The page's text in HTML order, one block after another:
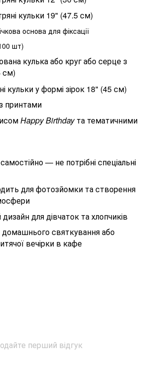
кульки 19" (47.5 см)
основа для фіксації
шт)
кулька або круг або серце з
см)
кульки у формі зірок 18" (45 см)
принтами
Happy Birthdayта тематичними
— не потрібні спеціальні
для фотозйомки та створення
для дівчаток та хлопчиків
домашнього святкування або
вечірки в кафе
перший відгук